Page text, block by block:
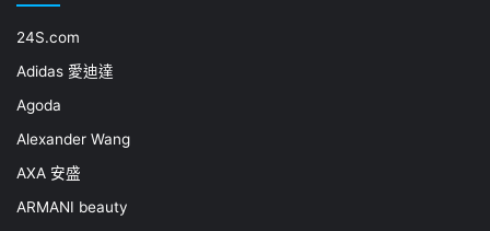
24S.com
Adidas 愛迪達
Agoda
Alexander Wang
AXA 安盛
ARMANI beauty